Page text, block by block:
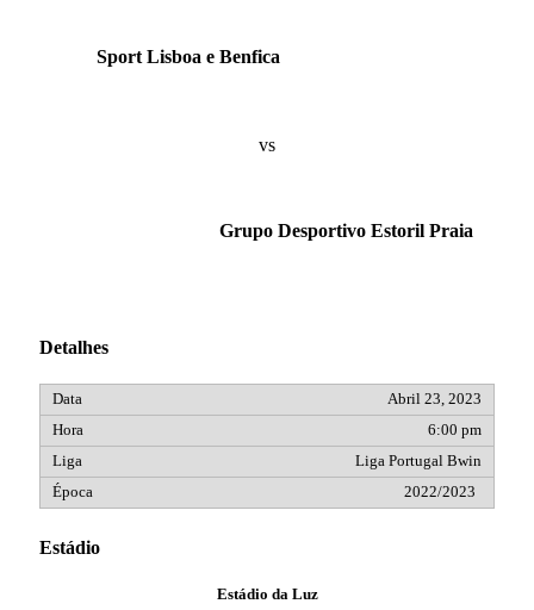
Sport Lisboa e Benfica
vs
Grupo Desportivo Estoril Praia
Detalhes
Abril 23, 2023
6:00 pm
Liga Portugal Bwin
2022/2023
Estádio
Estádio da Luz